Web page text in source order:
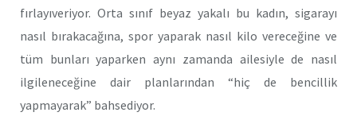
fırlayıveriyor. Orta sınıf beyaz yakalı bu kadın, sigarayı
nasıl bırakacağına, spor yaparak nasıl kilo vereceğine ve
tüm bunları yaparken aynı zamanda ailesiyle de nasıl
ilgileneceğine dair planlarından “hiç de bencillik
yapmayarak” bahsediyor.